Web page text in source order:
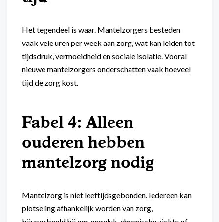
Het tegendeel is waar. Mantelzorgers besteden
vaak vele uren per week aan zorg, wat kan leiden tot
tijdsdruk, vermoeidheid en sociale isolatie. Vooral
nieuwe mantelzorgers onderschatten vaak hoeveel
tijd de zorg kost.
Fabel 4: Alleen
ouderen hebben
mantelzorg nodig
Mantelzorg is niet leeftijdsgebonden. Iedereen kan
plotseling afhankelijk worden van zorg,